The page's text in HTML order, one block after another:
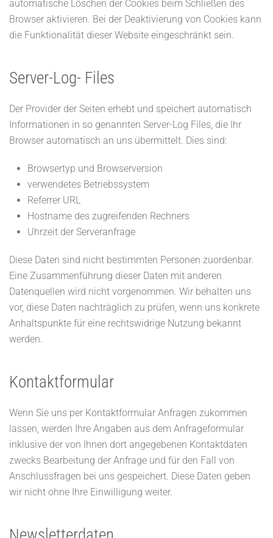
automatische Löschen der Cookies beim Schließen des
Browser aktivieren. Bei der Deaktivierung von Cookies kann
die Funktionalität dieser Website eingeschränkt sein.
Server-Log- Files
Der Provider der Seiten erhebt und speichert automatisch
Informationen in so genannten Server-Log Files, die Ihr
Browser automatisch an uns übermittelt. Dies sind:
Browsertyp und Browserversion
verwendetes Betriebssystem
Referrer URL
Hostname des zugreifenden Rechners
Uhrzeit der Serveranfrage
Diese Daten sind nicht bestimmten Personen zuordenbar.
Eine Zusammenführung dieser Daten mit anderen
Datenquellen wird nicht vorgenommen. Wir behalten uns
vor, diese Daten nachträglich zu prüfen, wenn uns konkrete
Anhaltspunkte für eine rechtswidrige Nutzung bekannt
werden.
Kontaktformular
Wenn Sie uns per Kontaktformular Anfragen zukommen
lassen, werden Ihre Angaben aus dem Anfrageformular
inklusive der von Ihnen dort angegebenen Kontaktdaten
zwecks Bearbeitung der Anfrage und für den Fall von
Anschlussfragen bei uns gespeichert. Diese Daten geben
wir nicht ohne Ihre Einwilligung weiter.